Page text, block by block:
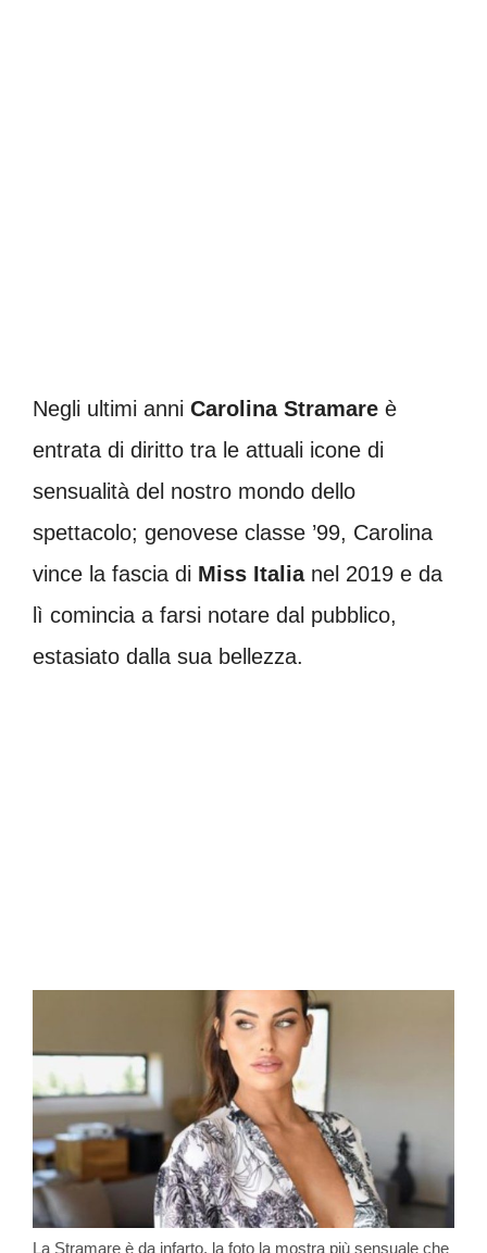
Negli ultimi anni Carolina Stramare è
entrata di diritto tra le attuali icone di
sensualità del nostro mondo dello
spettacolo; genovese classe ’99, Carolina
vince la fascia di Miss Italianel 2019 e da
lì comincia a farsi notare dal pubblico,
estasiato dalla sua bellezza.
La Stramare è da infarto, la foto la mostra più sensuale che